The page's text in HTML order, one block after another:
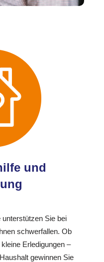
und
Sie bei
schwerfallen. Ob
Erledigungen –
gewinnen Sie